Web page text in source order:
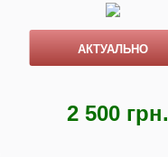
АКТУАЛЬНО
2 500 грн.